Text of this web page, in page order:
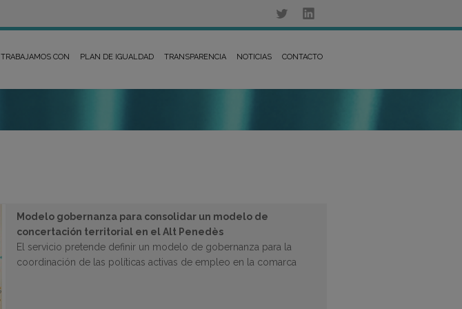
TRABAJAMOS CON PLAN DE IGUALDAD TRANSPARENCIA NOTICIAS CONTACTO
Modelo gobernanza para consolidar un modelo de
concertación territorial en el Alt Penedès
El servicio pretende definir un modelo de gobernanza para la
coordinación de las políticas activas de empleo en la comarca